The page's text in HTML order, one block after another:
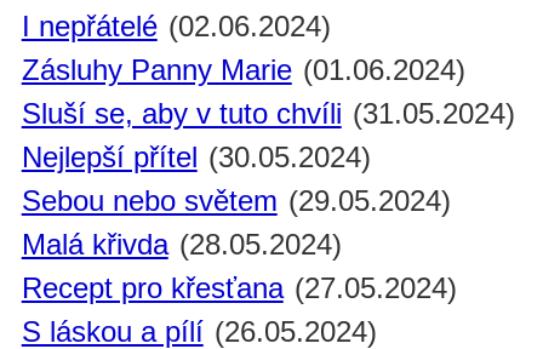
I nepřátelé (02.06.2024)
Zásluhy Panny Marie (01.06.2024)
Sluší se, aby v tuto chvíli (31.05.2024)
Nejlepší přítel (30.05.2024)
Sebou nebo světem (29.05.2024)
Malá křivda (28.05.2024)
Recept pro křesťana (27.05.2024)
S láskou a pílí (26.05.2024)